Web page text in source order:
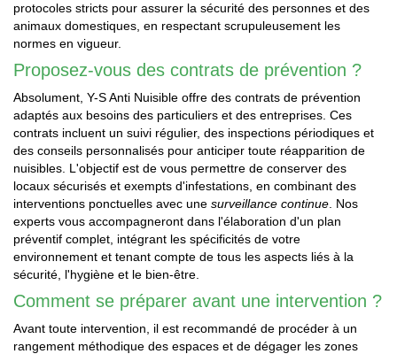
protocoles stricts pour assurer la sécurité des personnes et des
animaux domestiques, en respectant scrupuleusement les
normes en vigueur.
Proposez-vous des contrats de prévention ?
Absolument, Y-S Anti Nuisible offre des contrats de prévention
adaptés aux besoins des particuliers et des entreprises. Ces
contrats incluent un suivi régulier, des inspections périodiques et
des conseils personnalisés pour anticiper toute réapparition de
nuisibles. L'objectif est de vous permettre de conserver des
locaux sécurisés et exempts d'infestations, en combinant des
interventions ponctuelles avec une surveillance continue. Nos
experts vous accompagneront dans l'élaboration d'un plan
préventif complet, intégrant les spécificités de votre
environnement et tenant compte de tous les aspects liés à la
sécurité, l'hygiène et le bien-être.
Comment se préparer avant une intervention ?
Avant toute intervention, il est recommandé de procéder à un
rangement méthodique des espaces et de dégager les zones